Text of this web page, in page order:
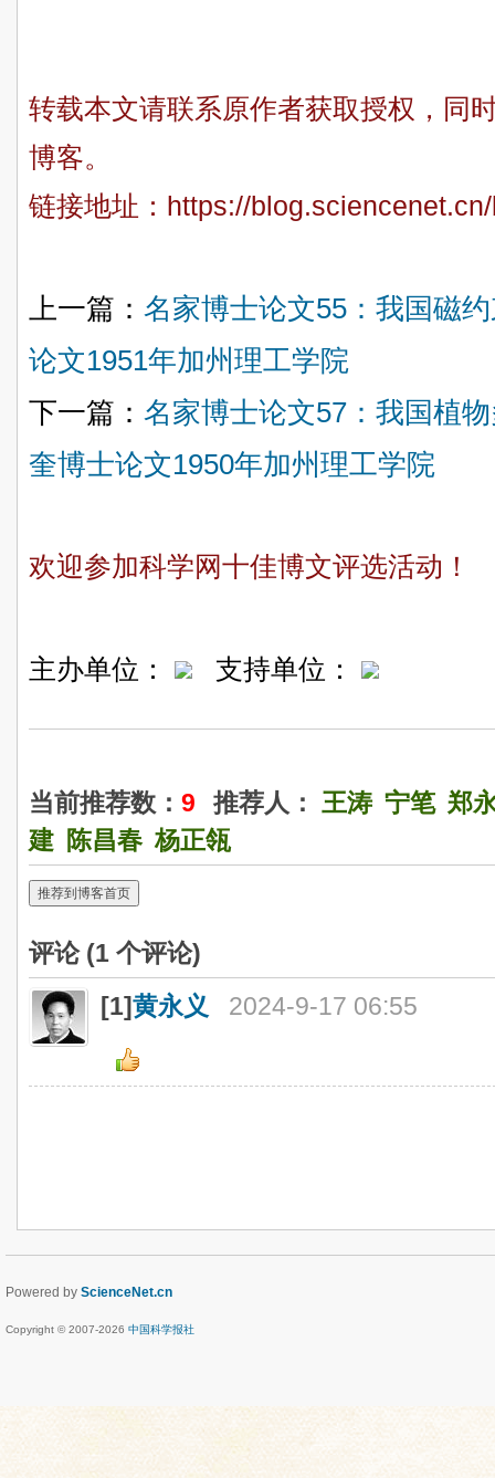
转载本文请联系原作者获取授权，同
博客。
链接地址： https://
上一篇： 名家博士论文55：我国磁
论文1951年加州理工学院
下一篇： 名家博士论文57：我国植
奎博士论文1950年加州理工学院
欢迎参加科学网十佳博文评选活动！
主办单位： 支持单位：
当前推荐数： 9 推荐人： 王涛 宁笔 郑
建 陈昌春 杨正瓴
推荐到博客首页
评论 (1 个评论)
[1]黄永义 2024-9-17 06:55
Powered by ScienceNet.cn
Copyright © 2007-2026 中国科学报社